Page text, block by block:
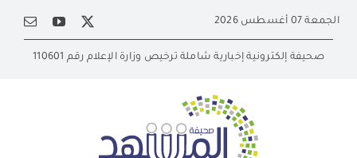
content
الجمعة 07 أغسطس 2026
صحيفة إلكترونية إخبارية شاملة ترخيص وزارة الإعلام رقم 110601